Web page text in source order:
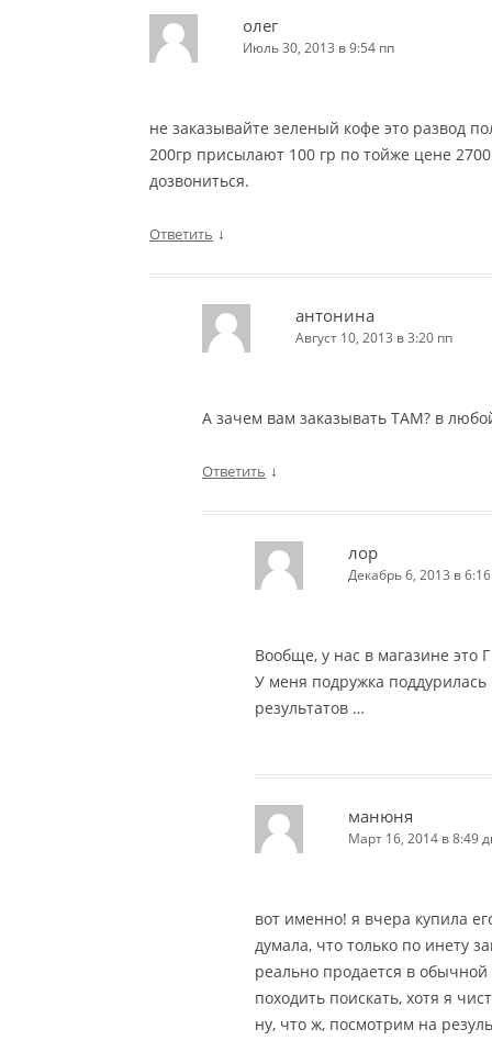
олег
Июль 30, 2013 в 9:54 пп
не заказывайте зеленый кофе это развод
200гр присылают 100 гр по тойже цене
дозвониться.
Ответить ↓
антонина
Август 10, 2013 в 3:20 пп
А зачем вам заказывать ТАМ? в
Ответить ↓
лор
Декабрь 6, 2013 в
Вообще, у нас в магазине это
У меня подружка поддурилась
результатов …
манюня
Март 16, 2014 в 8:49
вот именно! я вчера купила
думала, что только по инету
реально продается в
походить поискать, хотя я
ну, что ж, посмотрим на